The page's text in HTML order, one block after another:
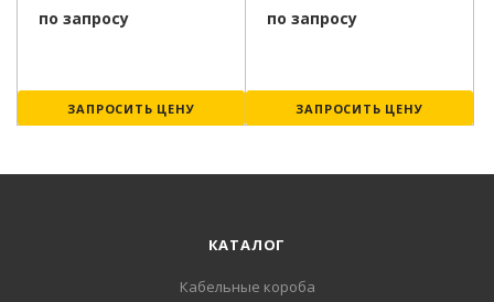
по запросу
ЗАПРОСИТЬ ЦЕНУ
по запросу
ЗАПРОСИТЬ ЦЕНУ
КАТАЛОГ
Кабельные короба